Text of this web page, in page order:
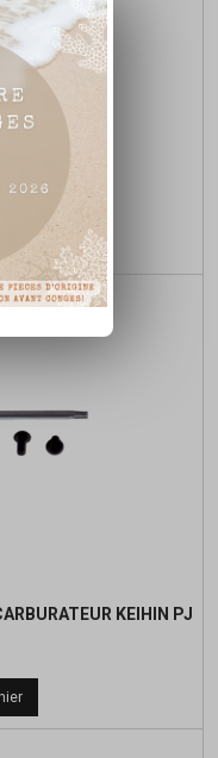
PJ
KEIHIN PJ